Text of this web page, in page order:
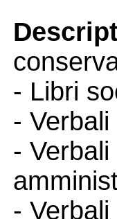
- Libri
-
-
-